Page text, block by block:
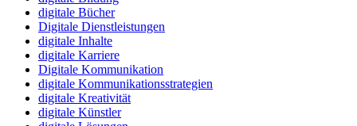
digitale Bücher
Digitale Dienstleistungen
digitale Inhalte
digitale Karriere
Digitale Kommunikation
digitale Kommunikationsstrategien
digitale Kreativität
digitale Künstler